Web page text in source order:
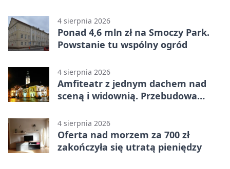
4 sierpnia 2026
Ponad 4,6 mln zł na Smoczy Park.
Powstanie tu wspólny ogród
4 sierpnia 2026
Amfiteatr z jednym dachem nad
sceną i widownią. Przebudowa
4 sierpnia 2026
Oferta nad morzem za 700 zł
zakończyła się utratą pieniędzy